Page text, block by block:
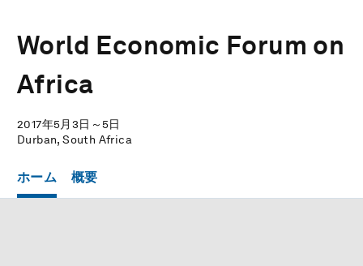
World Economic Forum on
Africa
2017年5月3日～5日
Durban, South Africa
ホーム 概要